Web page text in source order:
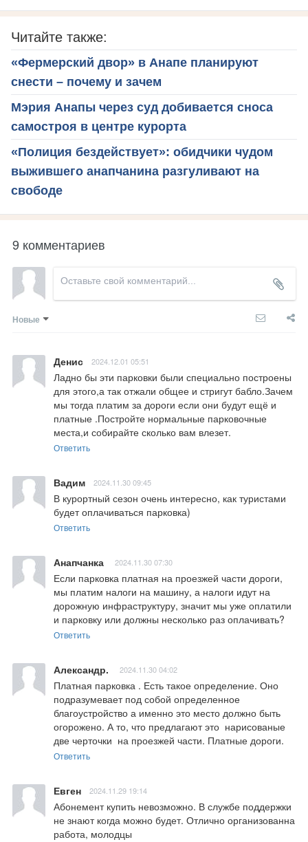
Читайте также:
«Фермерский двор» в Анапе планируют
снести – почему и зачем
Мэрия Анапы через суд добивается сноса
самостроя в центре курорта
«Полиция бездействует»: обидчики чудом
выжившего анапчанина разгуливают на
свободе
9 комментариев
Новые
Денис 2024.12.01 05:51
Ладно бы эти парковки были специально построены
для этого,а так отжали общее и стригут бабло.Зачем
мы тогда платим за дороги если они будут ещё и
платные .Постройте нормальные парковочные
места,и собирайте сколько вам влезет.
Ответить
Вадим 2024.11.30 09:45
В курортный сезон очень интересно, как туристами
будет оплачиваться парковка)
Ответить
Анапчанка 2024.11.30 07:30
Если парковка платная на проезжей части дороги,
мы платим налоги на машину, а налоги идут на
дорожную инфраструктуру, значит мы уже оплатили
и парковку или должны несколько раз оплачивать?
Ответить
Александр. 2024.11.30 04:02
Платная парковка . Есть такое определение. Оно
подразумевает под собой определенное
благоустройство а именно это место должно быть
огорожено. А то, что предлагают это  нарисованые
две черточки  на проезжей части. Платные дороги.
Ответить
Евген 2024.11.29 19:14
Абонемент купить невозможно. В службе поддержки
не знают когда можно будет. Отлично организованна
работа, молодцы